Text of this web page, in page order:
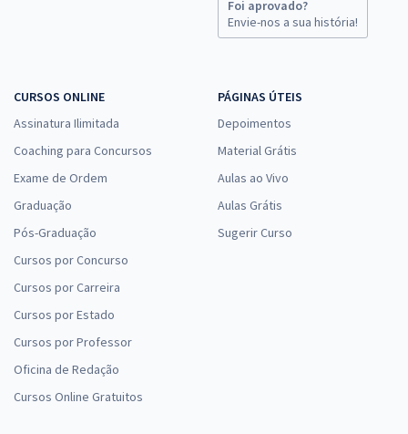
Foi aprovado?
Envie-nos a sua história!
CURSOS ONLINE
Assinatura Ilimitada
Coaching para Concursos
Exame de Ordem
Graduação
Pós-Graduação
Cursos por Concurso
Cursos por Carreira
Cursos por Estado
Cursos por Professor
Oficina de Redação
Cursos Online Gratuitos
PÁGINAS ÚTEIS
Depoimentos
Material Grátis
Aulas ao Vivo
Aulas Grátis
Sugerir Curso